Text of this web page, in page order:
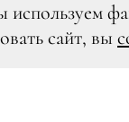
сайт, вы